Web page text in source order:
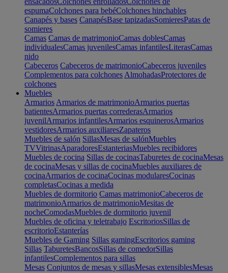
espumaColchones para bebéColchones hinchables
Canapés y bases CanapésBase tapizadasSomieresPatas de
somieres
Camas Camas de matrimonioCamas doblesCamas
individualesCamas juvenilesCamas infantilesLiterasCamas
nido
Cabeceros Cabeceros de matrimonioCabeceros juveniles
Complementos para colchones AlmohadasProtectores de
colchones
Muebles
Armarios Armarios de matrimonioArmarios puertas
batientesArmarios puertas correderasArmarios
juvenilArmarios infantilesArmarios esquinerosArmarios
vestidoresArmarios auxiliaresZapateros
Muebles de salón SillasMesas de salónMuebles
TVVitrinasAparadoresEstanteriasMuebles recibidores
Muebles de cocina Sillas de cocinasTaburetes de cocinaMesas
de cocinaMesas y sillas de cocinaMuebles auxiliares de
cocinaArmarios de cocinaCocinas modularesCocinas
completasCocinas a medida
Muebles de dormitorio Camas matrimonioCabeceros de
matrimonioArmarios de matrimonioMesitas de
nocheComodasMuebles de dormitorio juvenil
Muebles de oficina y teletrabajo EscritoriosSillas de
escritorioEstanterías
Muebles de Gaming Sillas gamingEscritorios gaming
Sillas TaburetesBancosSillas de comedorSillas
infantilesComplementos para sillas
Mesas Conjuntos de mesas y sillasMesas extensiblesMesas